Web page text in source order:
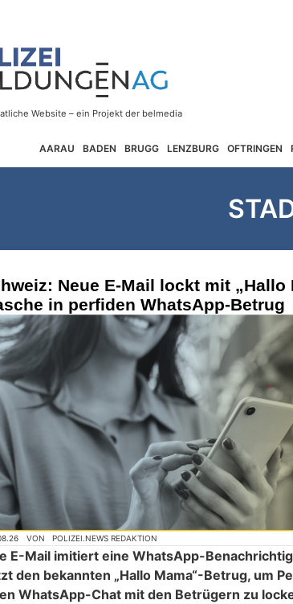
AARAU BADEN BRUGG LENZBURG OFTRINGEN
Neue E-Mail lockt mit „Hallo
in perfiden WhatsApp-Betrug
VON POLIZEI.NEWS REDAKTION
E-Mail imitiert eine WhatsApp-
den bekannten „Hallo Mama“-Betrug, um
WhatsApp-Chat mit den Betrügern zu